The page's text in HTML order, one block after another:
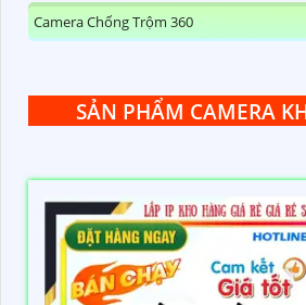
Camera Chống Trộm 360
SẢN PHẨM CAMERA